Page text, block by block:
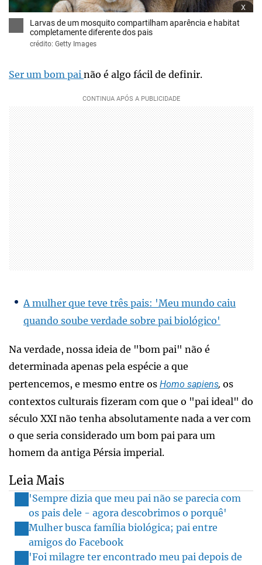
x
Larvas de um mosquito compartilham aparência e habitat
completamente diferente dos pais
crédito: Getty Images
Ser um bom pai não é algo fácil de definir.
A mulher que teve três pais: 'Meu mundo caiu
quando soube verdade sobre pai biológico'
Na verdade, nossa ideia de "bom pai" não é
determinada apenas pela espécie a que
pertencemos, e mesmo entre os Homo sapiens, os
contextos culturais fizeram com que o "pai ideal" do
século XXI não tenha absolutamente nada a ver com
o que seria considerado um bom pai para um
homem da antiga Pérsia imperial.
Leia Mais
'Sempre dizia que meu pai não se parecia com
os pais dele - agora descobrimos o porquê'
Mulher busca família biológica; pai entre
amigos do Facebook
'Foi milagre ter encontrado meu pai depois de